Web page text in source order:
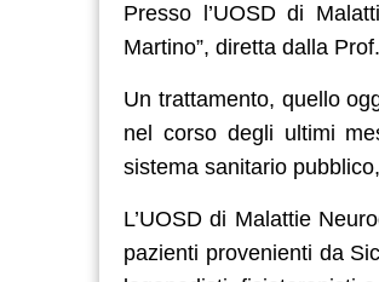
Presso l’UOSD di
Martino”, diretta dalla
Un trattamento, quello
nel corso degli ultimi
sistema sanitario
L’UOSD di Malattie
pazienti provenienti da